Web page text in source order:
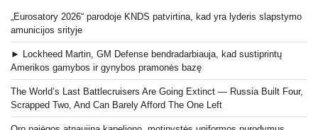
„Eurosatory 2026“ parodoje KNDS patvirtina, kad yra lyderis slapstymo
amunicijos srityje
► Lockheed Martin, GM Defense bendradarbiauja, kad sustiprintų
Amerikos gamybos ir gynybos pramonės bazę
The World’s Last Battlecruisers Are Going Extinct — Russia Built Four,
Scrapped Two, And Can Barely Afford The One Left